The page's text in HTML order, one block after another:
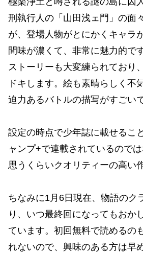
刑執行人の「山田浅ェ門」の面
が、登場人物がとにかくキャラ
間味が濃くて、非常に魅力的です
ストーリーも大変練られており
ドキします。絵も素晴らしく不
迫力あるバトルの描写がすごい
設定の時点で少年誌に載せるこ
ャンプ+で連載されているので
思うくらいクオリティーの高い
ちなみに1月6日現在、物語のク
り、いつ最終回になってもおか
ています。初回無料で読めるの
れないので、興味のある方は早